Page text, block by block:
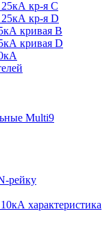
кр-я C
кр-я D
кривая B
кривая D
Multi9
рейку
характеристика